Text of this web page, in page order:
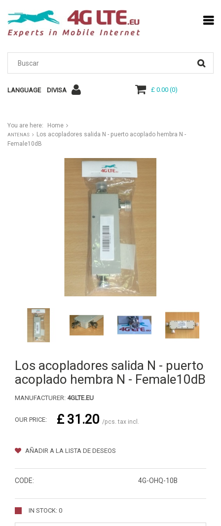
LANGUAGE DIVISA £ 0.00(0)
You are here: Home
ANTENAS
Los acopladores salida N - puerto acoplado hembra N -
Female10dB
Los acopladores salida N - puerto
acoplado hembra N - Female10dB
MANUFACTURER: 4GLTE.EU
OUR PRICE: £ 31.20 /pcs. tax incl.
AÑADIR A LA LISTA DE DESEOS
CODE: 4G-OHQ-10B
IN STOCK: 0